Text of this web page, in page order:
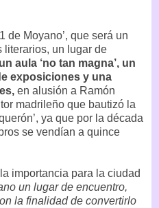
de Moyano’, que será un
literarios, un lugar de
un aula ‘no tan magna’, un
exposiciones y una
en alusión a Ramón
madrileño que bautizó la
ya que por la década
se vendían a quince
importancia para la ciudad
un lugar de encuentro,
la finalidad de convertirlo